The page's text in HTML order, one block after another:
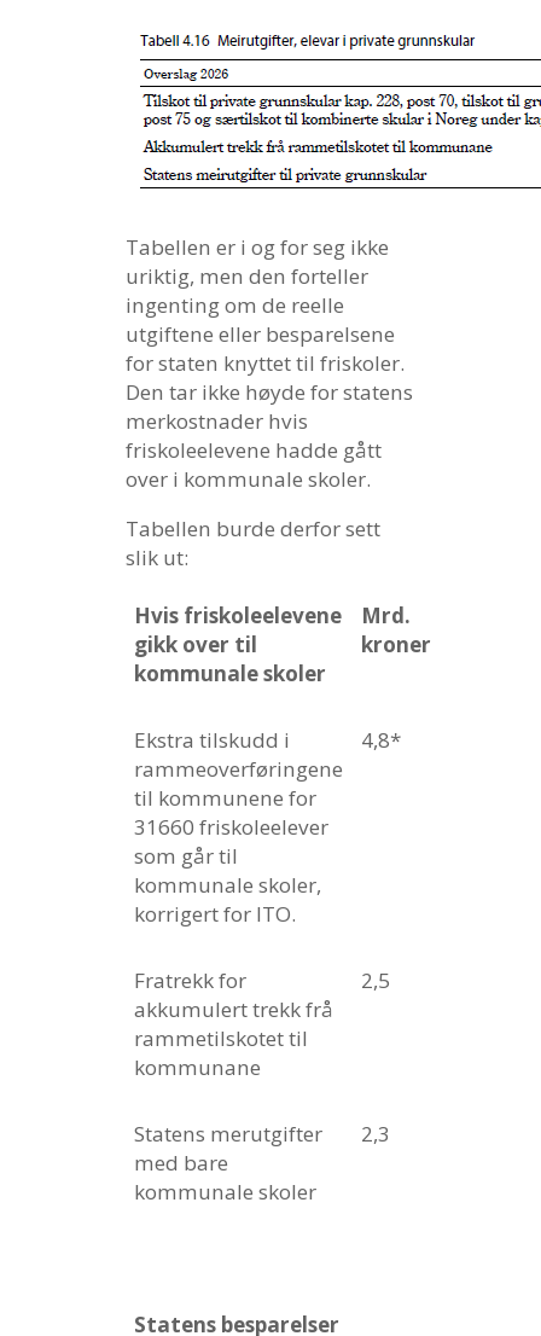
Tabellen er i og for seg ikke
uriktig, men den forteller
ingenting om de reelle
utgiftene eller besparelsene
for staten knyttet til friskoler.
Den tar ikke høyde for statens
merkostnader hvis
friskoleelevene hadde gått
over i kommunale skoler.
Tabellen burde derfor sett
slik ut:
Hvis friskoleelevene
gikk over til
kommunale skoler
Mrd.
kroner
Ekstra tilskudd i
rammeoverføringene
til kommunene for
31660 friskoleelever
som går til
kommunale skoler,
korrigert for ITO.
4,8*
Fratrekk for
akkumulert trekk frå
rammetilskotet til
kommunane
2,5
Statens merutgifter
med bare
kommunale skoler
2,3
Statens besparelser